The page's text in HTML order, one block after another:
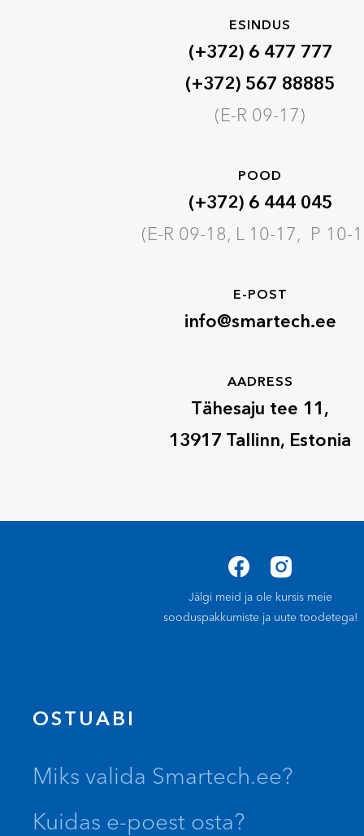
ESINDUS
(+372) 6 477 777
(+372) 567 88885
(E-R 09-17)
POOD
(+372) 6 444 045
(E-R 09-18, L 10-17, P 10-
E-POST
info@smartech.ee
AADRESS
Tähesaju tee 11,
13917 Tallinn, Estonia
Jälgi meid ja ole kursis meie
sooduspakkumiste ja uute toodetega!
OSTUABI
Miks valida Smartech.ee?
Kuidas e-poest osta?